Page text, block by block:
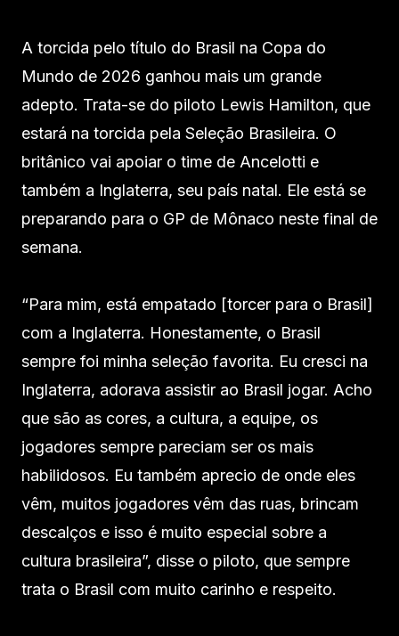
A torcida pelo título do Brasil na Copa do
Mundo de 2026 ganhou mais um grande
adepto. Trata-se do piloto Lewis Hamilton, que
estará na torcida pela Seleção Brasileira. O
britânico vai apoiar o time de Ancelotti e
também a Inglaterra, seu país natal. Ele está se
preparando para o GP de Mônaco neste final de
semana.
“Para mim, está empatado [torcer para o Brasil]
com a Inglaterra. Honestamente, o Brasil
sempre foi minha seleção favorita. Eu cresci na
Inglaterra, adorava assistir ao Brasil jogar. Acho
que são as cores, a cultura, a equipe, os
jogadores sempre pareciam ser os mais
habilidosos. Eu também aprecio de onde eles
vêm, muitos jogadores vêm das ruas, brincam
descalços e isso é muito especial sobre a
cultura brasileira”, disse o piloto, que sempre
trata o Brasil com muito carinho e respeito.